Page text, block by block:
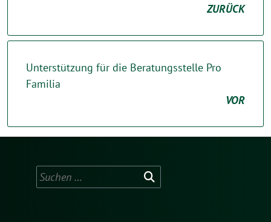
ZURÜCK
Unterstützung für die Beratungsstelle Pro
Familia
VOR
Suchen
nach: